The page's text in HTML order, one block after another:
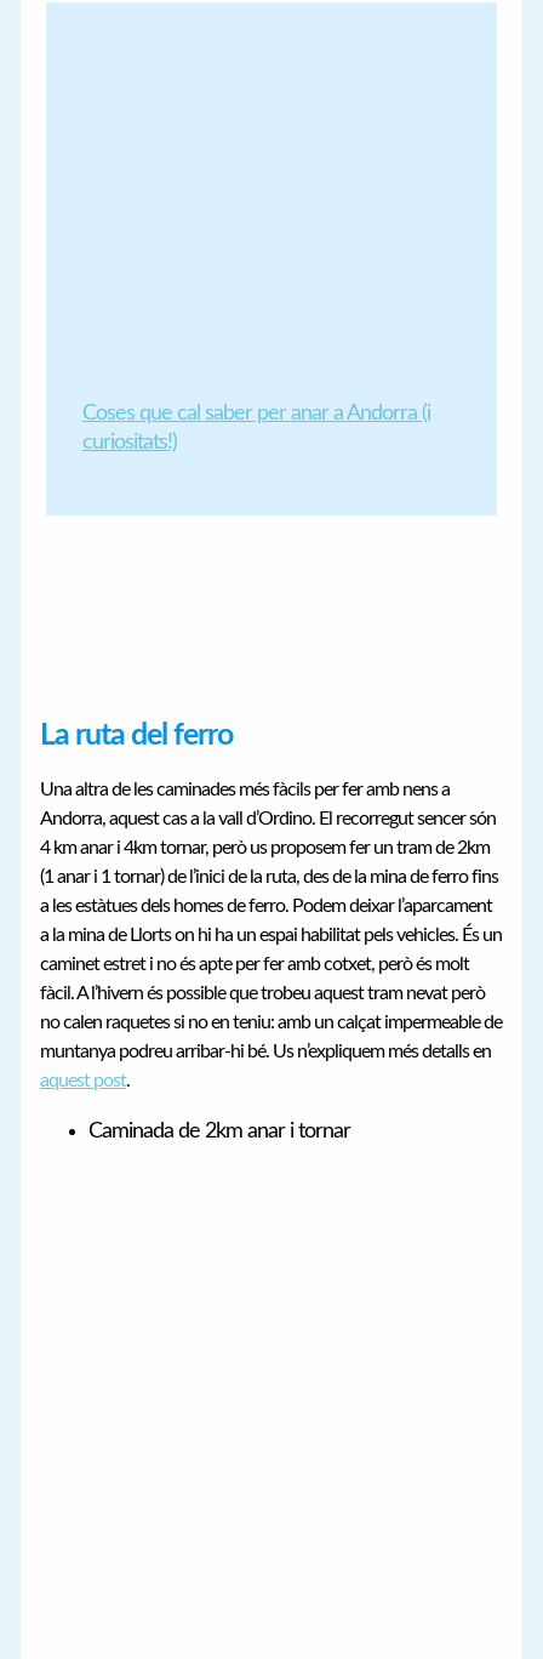
Coses que cal saber per anar a Andorra (i
curiositats!)
La ruta del ferro
Una altra de les caminades més fàcils per fer amb nens a
Andorra, aquest cas a la vall d’Ordino. El recorregut sencer són
4 km anar i 4km tornar, però us proposem fer un tram de 2km
(1 anar i 1 tornar) de l’inici de la ruta, des de la mina de ferro fins
a les estàtues dels homes de ferro. Podem deixar l’aparcament
a la mina de Llorts on hi ha un espai habilitat pels vehicles. És un
caminet estret i no és apte per fer amb cotxet, però és molt
fàcil. A l’hivern és possible que trobeu aquest tram nevat però
no calen raquetes si no en teniu: amb un calçat impermeable de
muntanya podreu arribar-hi bé. Us n’expliquem més detalls en
aquest post.
Caminada de 2km anar i tornar